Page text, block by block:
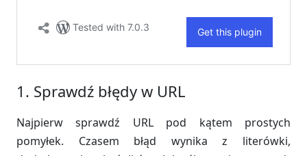
1. Sprawdź błędy w URL
Najpierw sprawdź URL pod kątem prostych
pomyłek. Czasem błąd wynika z literówki,